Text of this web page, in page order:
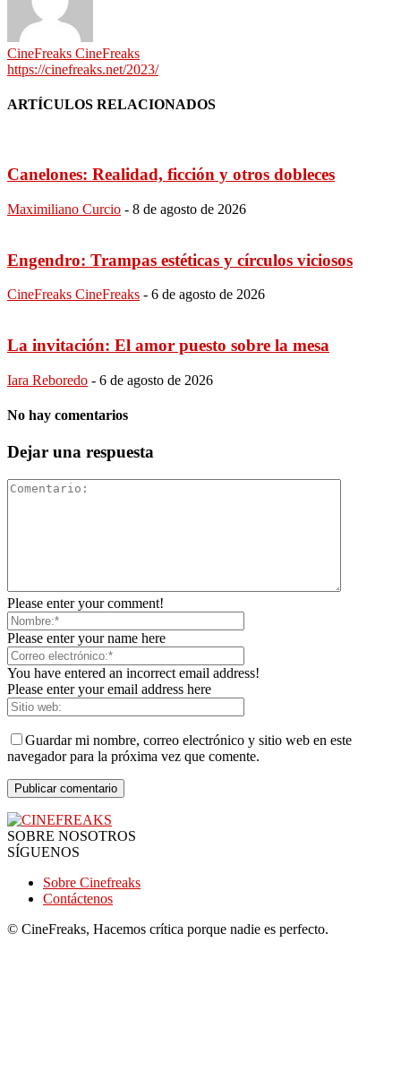
CineFreaks CineFreaks
https://cinefreaks.net/2023/
ARTÍCULOS RELACIONADOS
Canelones: Realidad, ficción y otros dobleces
Maximiliano Curcio - 8 de agosto de 2026
Engendro: Trampas estéticas y círculos viciosos
CineFreaks CineFreaks - 6 de agosto de 2026
La invitación: El amor puesto sobre la mesa
Iara Reboredo - 6 de agosto de 2026
No hay comentarios
Dejar una respuesta
Please enter your comment!
Please enter your name here
You have entered an incorrect email address!
Please enter your email address here
Guardar mi nombre, correo electrónico y sitio web en este
navegador para la próxima vez que comente.
SOBRE NOSOTROS
SÍGUENOS
Sobre Cinefreaks
Contáctenos
© CineFreaks, Hacemos crítica porque nadie es perfecto.